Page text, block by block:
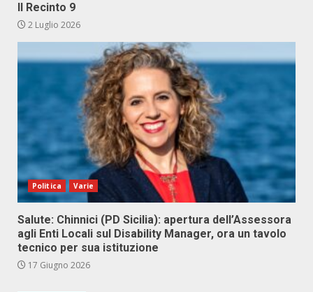
Il Recinto 9
2 Luglio 2026
Politica Varie
Salute: Chinnici (PD Sicilia): apertura dell’Assessora
agli Enti Locali sul Disability Manager, ora un tavolo
tecnico per sua istituzione
17 Giugno 2026